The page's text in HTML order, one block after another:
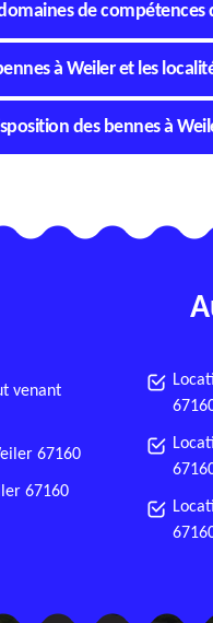
de compétences
à Weiler et les
des bennes à
venant
67160
67160